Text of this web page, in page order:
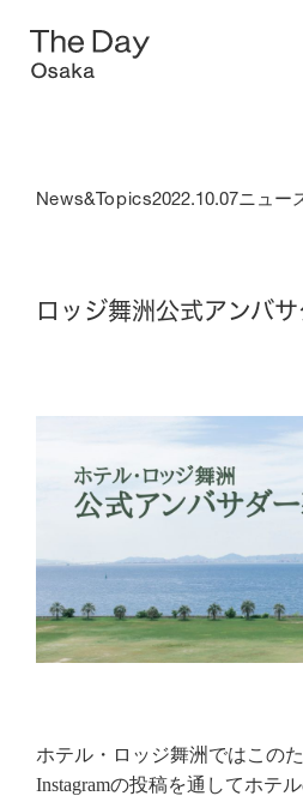
Garden
別館ネスト
本館・洋室
BBQ
団体の方へ
News&Topics2022.10.07ニュー
ロッジ舞洲公式アンバ
ホテル・ロッジ舞洲ではこのた
Instagramの投稿を通してホテル